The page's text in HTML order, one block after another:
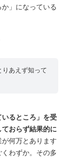
」になっている
りあえず知って
いるところ」を受
おらず結果的に
何万とあります
わずか。その多